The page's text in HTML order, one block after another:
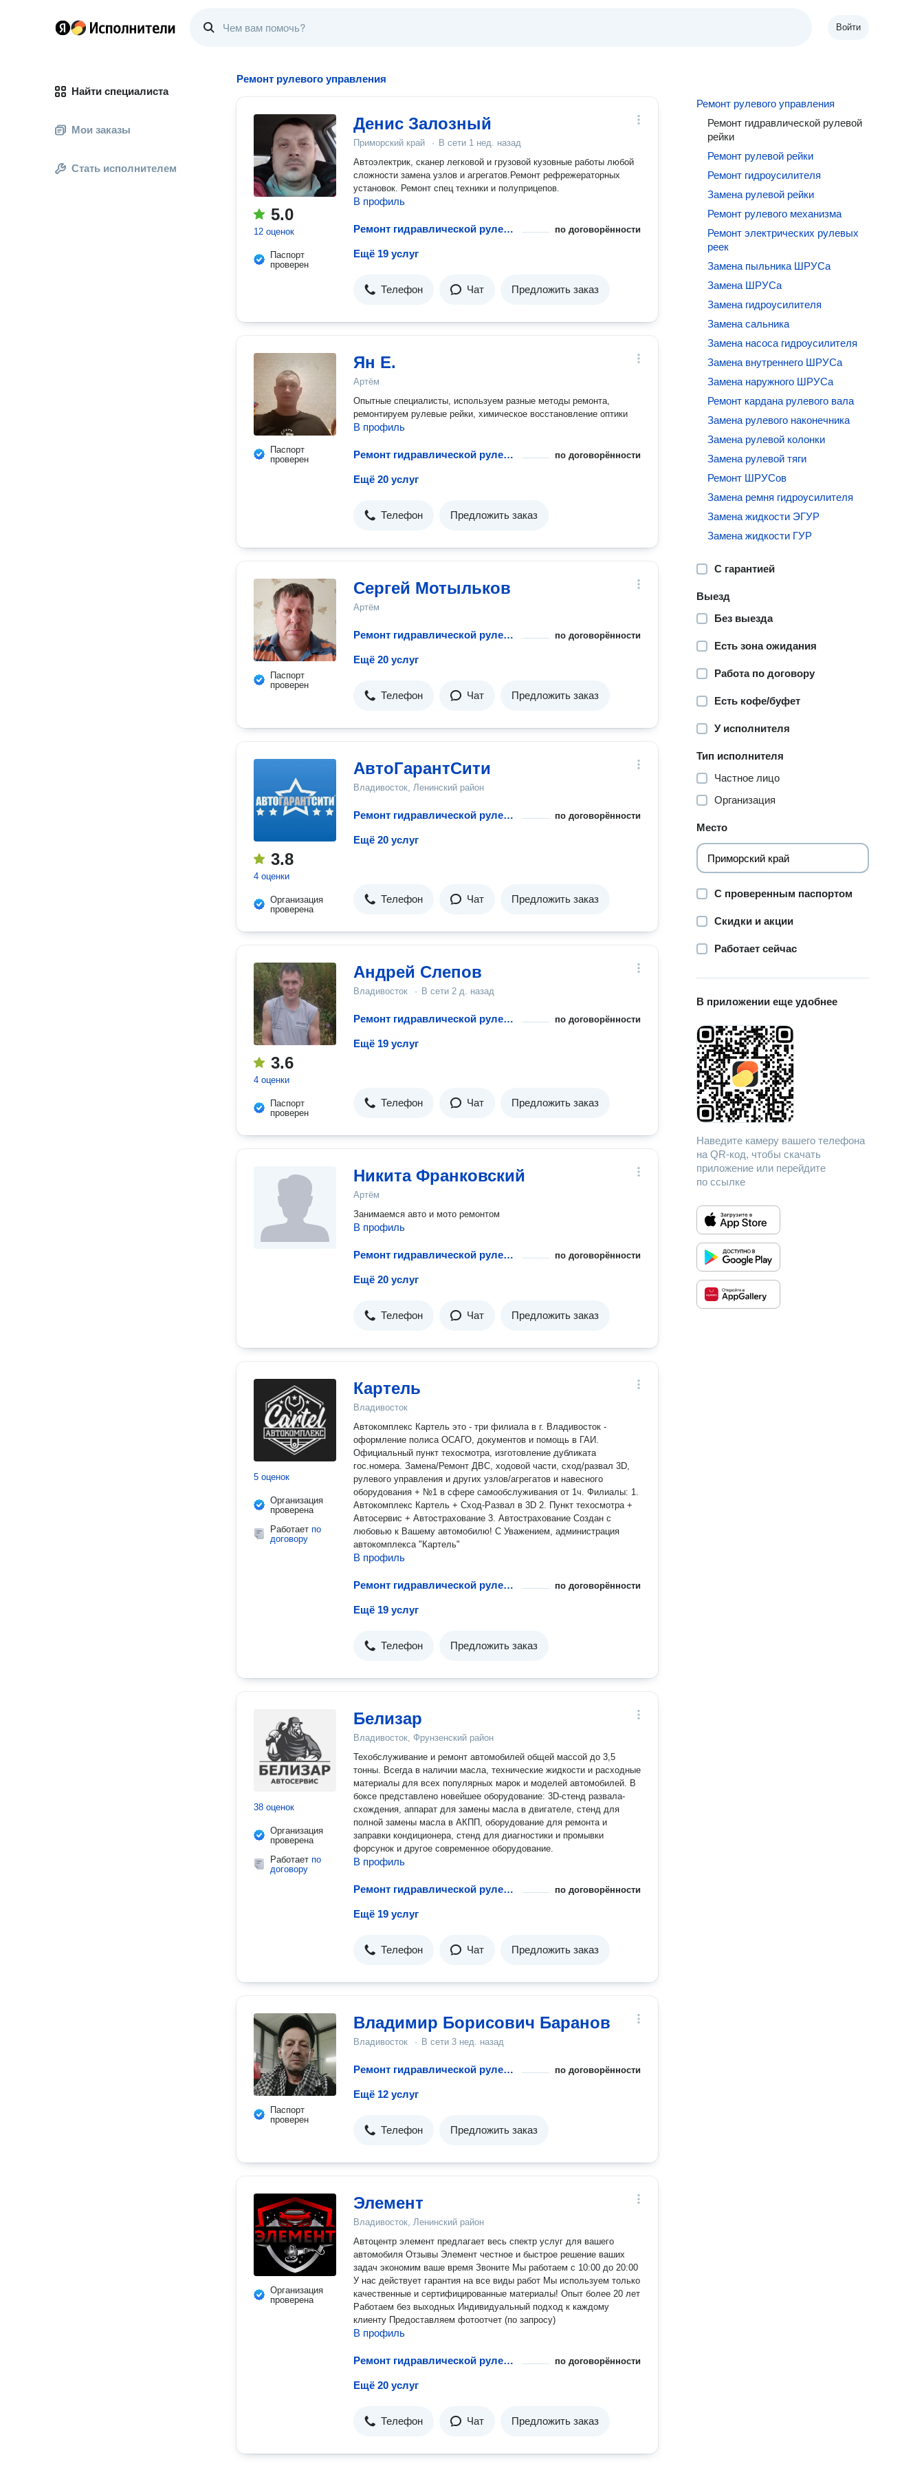
Войти
Найти специалиста
Мои заказы
Стать исполнителем
Ремонт рулевого управления
5.0
12 оценок
Паспорт
проверен
Денис Залозный
Приморский край · В сети 1 нед. назад
Автоэлектрик, сканер легковой и грузовой кузовные работы любой
сложности замена узлов и агрегатов.Ремонт рефрежераторных
установок. Ремонт спец техники и полуприцепов.
В профиль
Ремонт гидравлической рулевой рейки по договорённости
Ещё 19 услуг
Телефон Чат Предложить заказ
Паспорт
проверен
Ян Е.
Артём
Опытные специалисты, используем разные методы ремонта,
ремонтируем рулевые рейки, химическое восстановление оптики
В профиль
Ремонт гидравлической рулевой рейки по договорённости
Ещё 20 услуг
Телефон Предложить заказ
Паспорт
проверен
Сергей Мотыльков
Артём
Ремонт гидравлической рулевой рейки по договорённости
Ещё 20 услуг
Телефон Чат Предложить заказ
3.8
4 оценки
Организация
проверена
АвтоГарантСити
Владивосток, Ленинский район
Ремонт гидравлической рулевой рейки по договорённости
Ещё 20 услуг
Телефон Чат Предложить заказ
3.6
4 оценки
Паспорт
проверен
Андрей Слепов
Владивосток · В сети 2 д. назад
Ремонт гидравлической рулевой рейки по договорённости
Ещё 19 услуг
Телефон Чат Предложить заказ
Никита Франковский
Артём
Занимаемся авто и мото ремонтом
В профиль
Ремонт гидравлической рулевой рейки по договорённости
Ещё 20 услуг
Телефон Чат Предложить заказ
5 оценок
Организация
проверена
Работает по
договору
Картель
Владивосток
Автокомплекс Картель это - три филиала в г. Владивосток -
оформление полиса ОСАГО, документов и помощь в ГАИ.
Официальный пункт техосмотра, изготовление дубликата
гос.номера. Замена/Ремонт ДВС, ходовой части, сход/развал 3D,
рулевого управления и других узлов/агрегатов и навесного
оборудования + №1 в сфере самообслуживания от 1ч. Филиалы: 1.
Автокомплекс Картель + Сход-Развал в 3D 2. Пункт техосмотра +
Автосервис + Автострахование 3. Автострахование Создан с
любовью к Вашему автомобилю! С Уважением, администрация
автокомплекса "Картель"
В профиль
Ремонт гидравлической рулевой рейки по договорённости
Ещё 19 услуг
Телефон Предложить заказ
38 оценок
Организация
проверена
Работает по
договору
Белизар
Владивосток, Фрунзенский район
Техобслуживание и ремонт автомобилей общей массой до 3,5
тонны. Всегда в наличии масла, технические жидкости и расходные
материалы для всех популярных марок и моделей автомобилей. В
боксе представлено новейшее оборудование: 3D-стенд развала-
схождения, аппарат для замены масла в двигателе, стенд для
полной замены масла в АКПП, оборудование для ремонта и
заправки кондиционера, стенд для диагностики и промывки
форсунок и другое современное оборудование.
В профиль
Ремонт гидравлической рулевой рейки по договорённости
Ещё 19 услуг
Телефон Чат Предложить заказ
Паспорт
проверен
Владимир Борисович Баранов
Владивосток · В сети 3 нед. назад
Ремонт гидравлической рулевой рейки по договорённости
Ещё 12 услуг
Телефон Предложить заказ
Организация
проверена
Элемент
Владивосток, Ленинский район
Автоцентр элемент предлагает весь спектр услуг для вашего
автомобиля Отзывы Элемент честное и быстрое решение ваших
задач экономим ваше время Звоните Мы работаем с 10:00 до 20:00
У нас действует гарантия на все виды работ Мы используем только
качественные и сертифицированные материалы! Опыт более 20 лет
Работаем без выходных Индивидуальный подход к каждому
клиенту Предоставляем фотоотчет (по запросу)
В профиль
Ремонт гидравлической рулевой рейки по договорённости
Ещё 20 услуг
Телефон Чат Предложить заказ
Ремонт рулевого управления
Ремонт гидравлической рулевой
рейки
Ремонт рулевой рейки
Ремонт гидроусилителя
Замена рулевой рейки
Ремонт рулевого механизма
Ремонт электрических рулевых
реек
Замена пыльника ШРУСа
Замена ШРУСа
Замена гидроусилителя
Замена сальника
Замена насоса гидроусилителя
Замена внутреннего ШРУСа
Замена наружного ШРУСа
Ремонт кардана рулевого вала
Замена рулевого наконечника
Замена рулевой колонки
Замена рулевой тяги
Ремонт ШРУСов
Замена ремня гидроусилителя
Замена жидкости ЭГУР
Замена жидкости ГУР
С гарантией
Выезд
Без выезда
Есть зона ожидания
Работа по договору
Есть кофе/буфет
У исполнителя
Тип исполнителя
Частное лицо
Организация
Место
С проверенным паспортом
Скидки и акции
Работает сейчас
В приложении еще удобнее
Наведите камеру вашего телефона
на QR-код, чтобы скачать
приложение или перейдите
по ссылке